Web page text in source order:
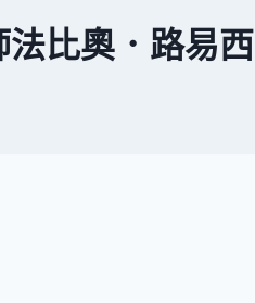
法比奧．路易西